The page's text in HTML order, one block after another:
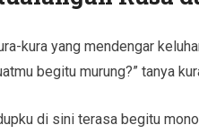
kura yang mendengar
begitu murung?” tanya
di sini terasa begitu